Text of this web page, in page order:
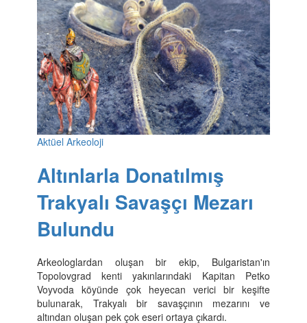
Aktüel Arkeoloji
Altınlarla Donatılmış
Trakyalı Savaşçı Mezarı
Bulundu
Arkeologlardan oluşan bir ekip, Bulgaristan'ın
Topolovgrad kenti yakınlarındaki Kapitan Petko
Voyvoda köyünde çok heyecan verici bir keşifte
bulunarak, Trakyalı bir savaşçının mezarını ve
altından oluşan pek çok eseri ortaya çıkardı.